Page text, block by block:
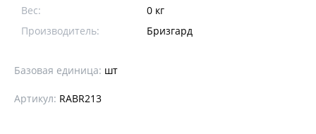
Вес:
0 кг
Производитель:
Бризгард
Базовая единица: шт
Артикул: RABR213